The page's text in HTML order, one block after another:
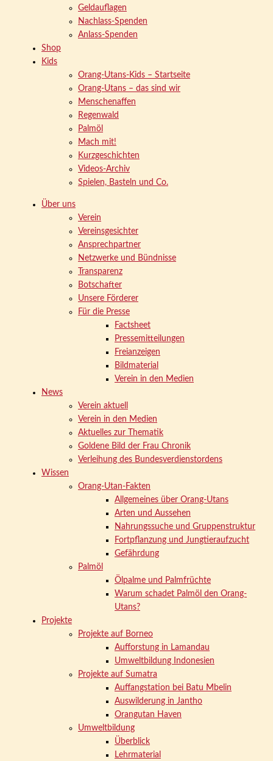
Geldauflagen
Nachlass-Spenden
Anlass-Spenden
Shop
Kids
Orang-Utans-Kids – Startseite
Orang-Utans – das sind wir
Menschenaffen
Regenwald
Palmöl
Mach mit!
Kurzgeschichten
Videos-Archiv
Spielen, Basteln und Co.
Über uns
Verein
Vereinsgesichter
Ansprechpartner
Netzwerke und Bündnisse
Transparenz
Botschafter
Unsere Förderer
Für die Presse
Factsheet
Pressemitteilungen
Freianzeigen
Bildmaterial
Verein in den Medien
News
Verein aktuell
Verein in den Medien
Aktuelles zur Thematik
Goldene Bild der Frau Chronik
Verleihung des Bundesverdienstordens
Wissen
Orang-Utan-Fakten
Allgemeines über Orang-Utans
Arten und Aussehen
Nahrungssuche und Gruppenstruktur
Fortpflanzung und Jungtieraufzucht
Gefährdung
Palmöl
Ölpalme und Palmfrüchte
Warum schadet Palmöl den Orang-
Utans?
Projekte
Projekte auf Borneo
Aufforstung in Lamandau
Umweltbildung Indonesien
Projekte auf Sumatra
Auffangstation bei Batu Mbelin
Auswilderung in Jantho
Orangutan Haven
Umweltbildung
Überblick
Lehrmaterial